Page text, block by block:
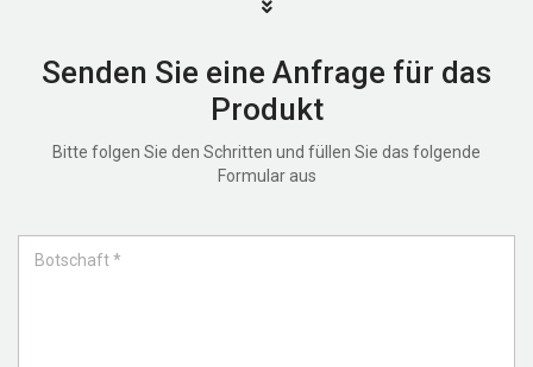
Senden Sie eine Anfrage für das
Produkt
Bitte folgen Sie den Schritten und füllen Sie das folgende
Formular aus